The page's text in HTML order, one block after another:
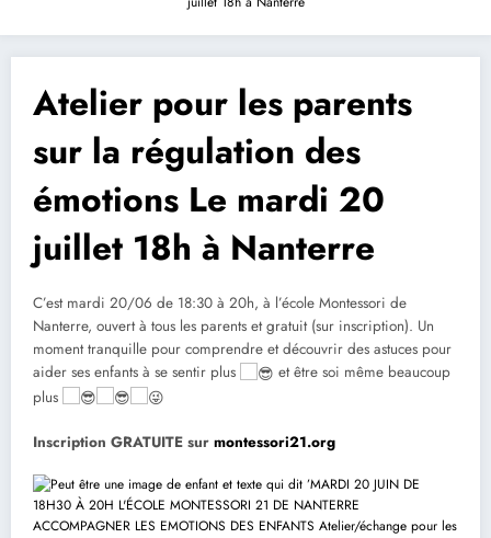
Atelier pour les parents
sur la régulation des
émotions Le mardi 20
juillet 18h à Nanterre
C’est mardi 20/06 de 18:30 à 20h, à l’école Montessori de
Nanterre, ouvert à tous les parents et gratuit (sur inscription). Un
moment tranquille pour comprendre et découvrir des astuces pour
aider ses enfants à se sentir plus
et être soi même beaucoup
plus
Inscription GRATUITE sur montessori21.org